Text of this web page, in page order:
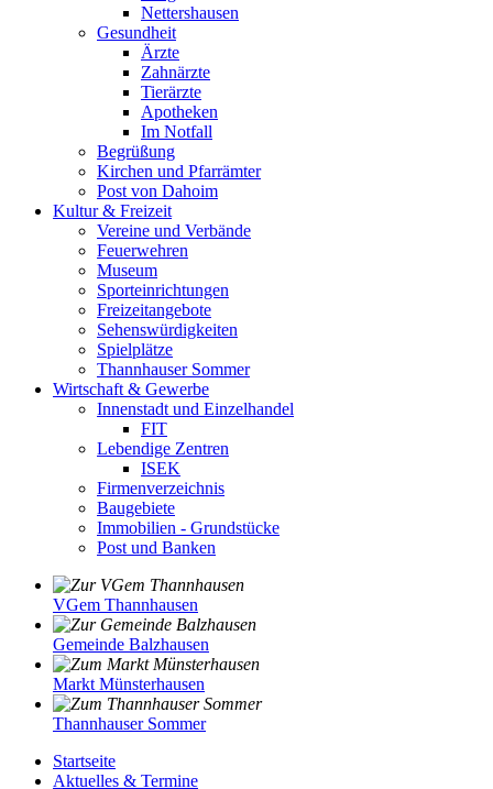
Nettershausen
Gesundheit
Ärzte
Zahnärzte
Tierärzte
Apotheken
Im Notfall
Begrüßung
Kirchen und Pfarrämter
Post von Dahoim
Kultur & Freizeit
Vereine und Verbände
Feuerwehren
Museum
Sporteinrichtungen
Freizeitangebote
Sehenswürdigkeiten
Spielplätze
Thannhauser Sommer
Wirtschaft & Gewerbe
Innenstadt und Einzelhandel
FIT
Lebendige Zentren
ISEK
Firmenverzeichnis
Baugebiete
Immobilien - Grundstücke
Post und Banken
VGem Thannhausen
Gemeinde Balzhausen
Markt Münsterhausen
Thannhauser Sommer
Startseite
Aktuelles & Termine